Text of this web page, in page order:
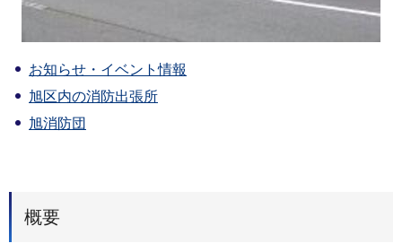
お知らせ・イベント情報
旭区内の消防出張所
旭消防団
概要